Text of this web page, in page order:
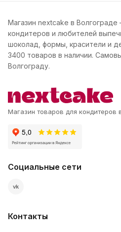
Магазин nextcake в
кондитеров и любителей
шоколад, формы, красители и
3400 товаров в наличии.
Волгограду.
Магазин товаров для кондитеров
Социальные сети
vk
Контакты